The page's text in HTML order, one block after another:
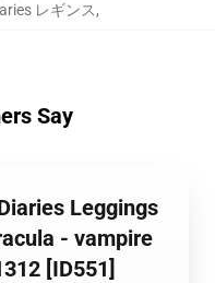
レギンス,
Say
Leggings
- vampire
[ID551]